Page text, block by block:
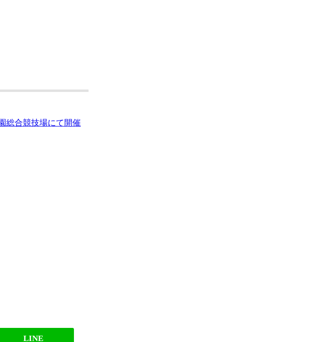
総合競技場にて開催
LINE